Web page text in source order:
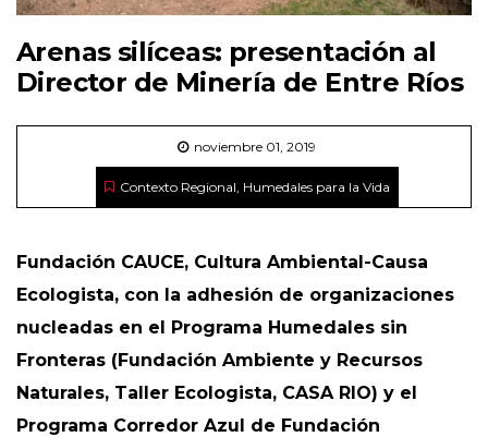
Arenas silíceas: presentación al
Director de Minería de Entre Ríos
noviembre 01, 2019
Contexto Regional Humedales para la Vida
Fundación CAUCE, Cultura Ambiental-Causa
Ecologista, con la adhesión de organizaciones
nucleadas en el Programa Humedales sin
Fronteras (Fundación Ambiente y Recursos
Naturales, Taller Ecologista, CASA RIO) y el
Programa Corredor Azul de Fundación